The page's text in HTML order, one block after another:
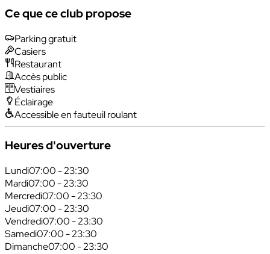
Ce que ce club propose
Parking gratuit
Casiers
Restaurant
Accès public
Vestiaires
Éclairage
Accessible en fauteuil roulant
Heures d'ouverture
Lundi07:00 - 23:30
Mardi07:00 - 23:30
Mercredi07:00 - 23:30
Jeudi07:00 - 23:30
Vendredi07:00 - 23:30
Samedi07:00 - 23:30
Dimanche07:00 - 23:30